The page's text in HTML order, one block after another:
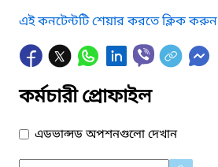
এই কনটেন্টটি শেয়ার করতে ক্লিক করুন
কর্মচারী প্রোফাইল
এডভান্সড অপশনগুলো দেখান